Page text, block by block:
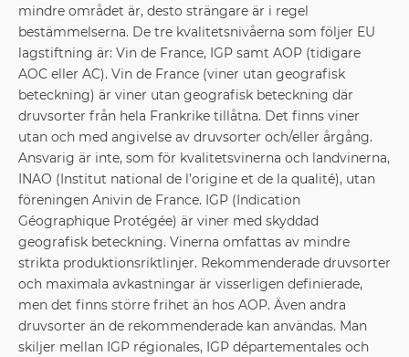
mindre området är, desto strängare är i regel
bestämmelserna. De tre kvalitetsnivåerna som följer EU
lagstiftning är: Vin de France, IGP samt AOP (tidigare
AOC eller AC). Vin de France (viner utan geografisk
beteckning) är viner utan geografisk beteckning där
druvsorter från hela Frankrike tillåtna. Det finns viner
utan och med angivelse av druvsorter och/eller årgång.
Ansvarig är inte, som för kvalitetsvinerna och landvinerna,
INAO (Institut national de l’origine et de la qualité), utan
föreningen Anivin de France. IGP (Indication
Géographique Protégée) är viner med skyddad
geografisk beteckning. Vinerna omfattas av mindre
strikta produktionsriktlinjer. Rekommenderade druvsorter
och maximala avkastningar är visserligen definierade,
men det finns större frihet än hos AOP. Även andra
druvsorter än de rekommenderade kan användas. Man
skiljer mellan IGP régionales, IGP départementales och